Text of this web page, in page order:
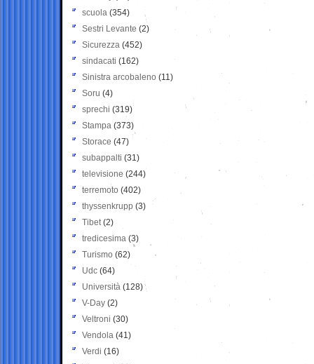
scuola (354)
Sestri Levante (2)
Sicurezza (452)
sindacati (162)
Sinistra arcobaleno (11)
Soru (4)
sprechi (319)
Stampa (373)
Storace (47)
subappalti (31)
televisione(244)
terremoto (402)
thyssenkrupp (3)
Tibet(2)
tredicesima (3)
Turismo (62)
Udc (64)
Università (128)
V-Day (2)
Veltroni (30)
Vendola (41)
Verdi (16)